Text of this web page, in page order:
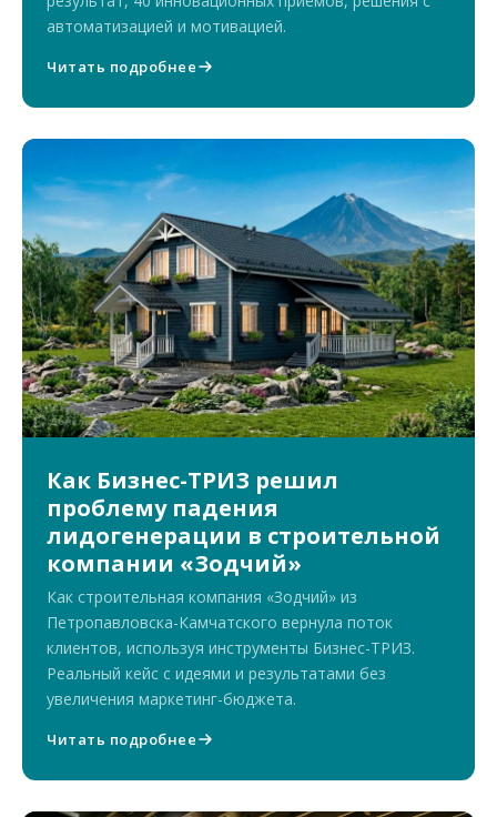
автоматизацией и мотивацией.
Читать подробнее
Как Бизнес-ТРИЗ решил
проблему падения
лидогенерации в строительной
компании «Зодчий»
Как строительная компания «Зодчий» из
Петропавловска-Камчатского вернула поток
клиентов, используя инструменты Бизнес-ТРИЗ.
Реальный кейс с идеями и результатами без
увеличения маркетинг-бюджета.
Читать подробнее